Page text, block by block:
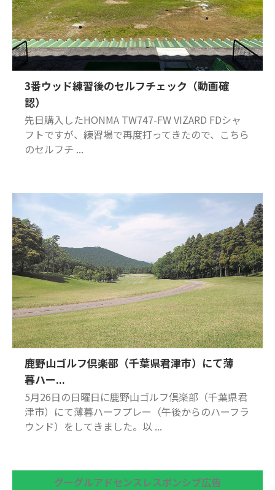
3番ウッド練習後のセルフチェック（動画確
認）
先日購入したHONMA TW747-FW VIZARD FDシャ
フトですが、練習場で再度打ってきたので、こちら
のセルフチ ...
鹿野山ゴルフ倶楽部（千葉県君津市）にて薄
暮ハー...
5月26日の日曜日に鹿野山ゴルフ倶楽部（千葉県君
津市）にて薄暮ハーフプレー（午後からのハーフラ
ウンド）をしてきました。以 ...
グーグルアドセンスレスポンシブ広告